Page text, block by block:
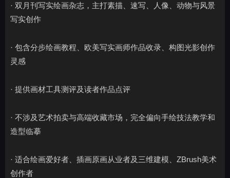
· 双月刊写实绘画杂志，主打素描、速写、人像、动物与风景
写实创作
· 包含分步绘画教程、欧美写实画师作品收录、构图光影创作
灵感
· 提供画材工具测评及读者作品点评
· 不涉及艺术拍卖与高端收藏市场，完全偏向手绘技法教学和
造型临摹
· 适合绘画爱好者、插画原画从业者及三维建模、ZBrush美术
创作者